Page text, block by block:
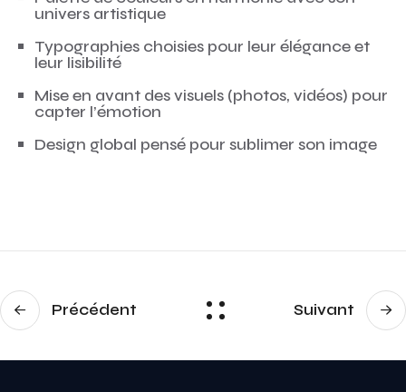
univers artistique
Typographies choisies pour leur élégance et
leur lisibilité
Mise en avant des visuels (photos, vidéos) pour
capter l’émotion
Design global pensé pour sublimer son image
Précédent Suivant